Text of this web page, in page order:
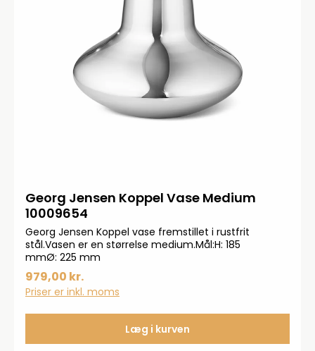
Georg Jensen Koppel Vase Medium
10009654
Georg Jensen Koppel vase fremstillet i rustfrit
stål.Vasen er en størrelse medium.Mål:H: 185
mmØ: 225 mm
979,00 kr.
Priser er inkl. moms
Læg i kurven